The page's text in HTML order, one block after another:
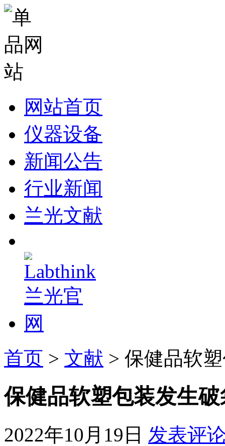
网站首页
仪器设备
新闻公告
行业新闻
兰光文献
首页 > 文献 > 保健品软
保健品软塑包装发生
2022年10月19日 发表评